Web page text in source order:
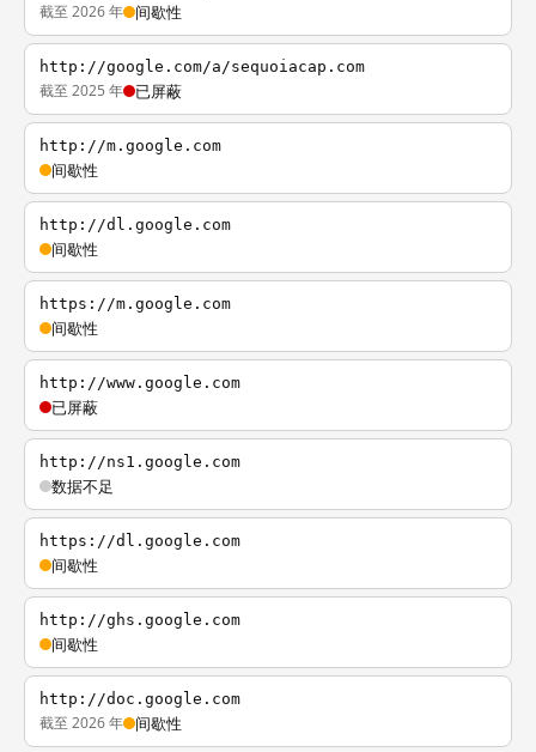
截至 2026 年 间歇性
http://google.com/a/sequoiacap.com
截至 2025 年 已屏蔽
http://m.google.com
间歇性
http://dl.google.com
间歇性
https://m.google.com
间歇性
http://www.google.com
已屏蔽
http://ns1.google.com
数据不足
https://dl.google.com
间歇性
http://ghs.google.com
间歇性
http://doc.google.com
截至 2026 年 间歇性